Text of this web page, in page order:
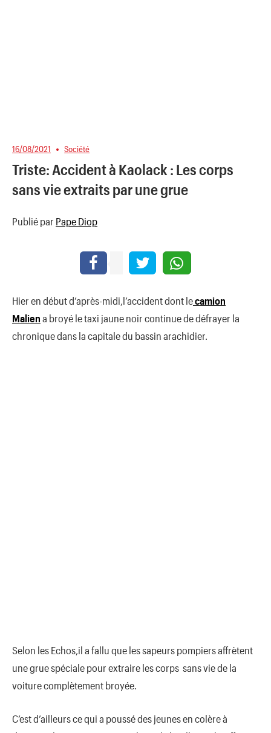
16/08/2021 Société
Triste: Accident à Kaolack : Les corps
sans vie extraits par une grue
Publié par Pape Diop
Hier en début d’après-midi,l’accident dont lecamion
Malien a broyé le taxi jaune noir continue de défrayer la
chronique dans la capitale du bassin arachidier.
Selon les Echos,il a fallu que les sapeurs pompiers affrètent
une grue spéciale pour extraire les corps sans vie de la
voiture complètement broyée.
C’est d’ailleurs ce qui a poussé des jeunes en colère à